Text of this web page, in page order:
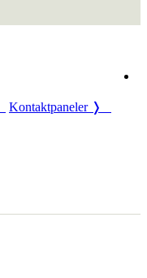
Kontaktpaneler ❭